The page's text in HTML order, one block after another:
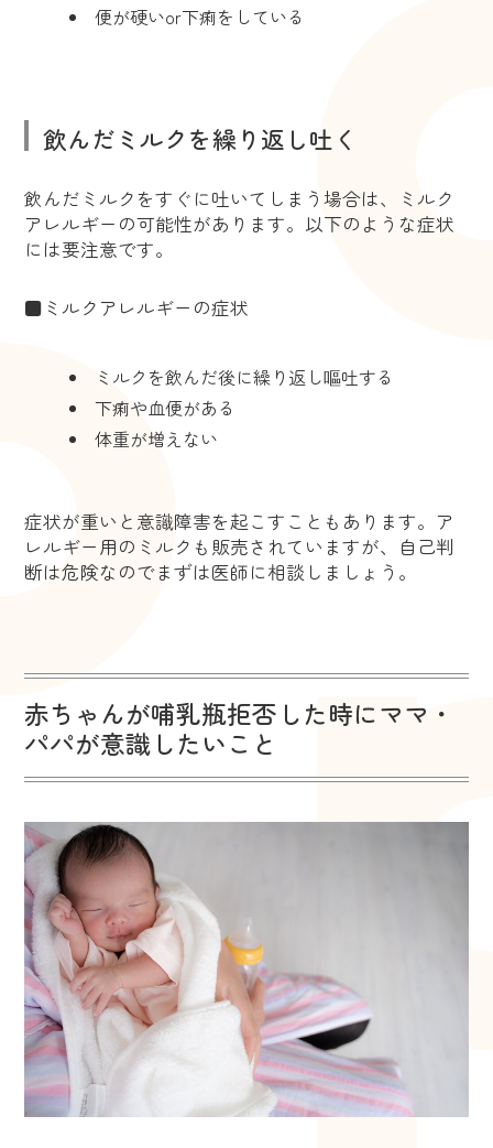
便が硬いor下痢をしている
飲んだミルクを繰り返し吐く
飲んだミルクをすぐに吐いてしまう場合は、ミルク
アレルギーの可能性があります。以下のような症状
には要注意です。
■ミルクアレルギーの症状
ミルクを飲んだ後に繰り返し嘔吐する
下痢や血便がある
体重が増えない
症状が重いと意識障害を起こすこともあります。ア
レルギー用のミルクも販売されていますが、自己判
断は危険なのでまずは医師に相談しましょう。
赤ちゃんが哺乳瓶拒否した時にママ・
パパが意識したいこと